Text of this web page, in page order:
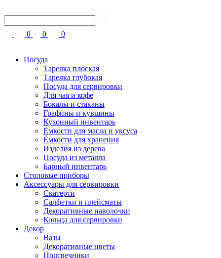
0 0 0
Посуда
Тарелка плоская
Тарелка глубокая
Посуда для сервировки
Для чая и кофе
Бокалы и стаканы
Графины и кувшины
Кухонный инвентарь
Ёмкости для масла и уксуса
Ёмкости для хранения
Изделия из дерева
Посуда из металла
Барный инвентарь
Столовые приборы
Аксессуары для сервировки
Скатерти
Cалфетки и плейсматы
Декоративные наволочки
Кольца для сервировки
Декор
Вазы
Декоративные цветы
Подсвечники